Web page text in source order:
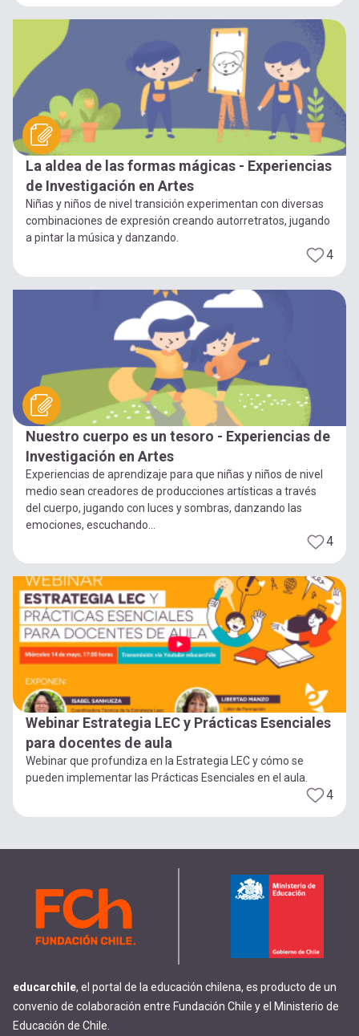
La aldea de las formas mágicas - Experiencias
de Investigación en Artes
Niñas y niños de nivel transición experimentan con diversas
combinaciones de expresión creando autorretratos, jugando
a pintar la música y danzando.
4
Nuestro cuerpo es un tesoro - Experiencias de
Investigación en Artes
Experiencias de aprendizaje para que niñas y niños de nivel
medio sean creadores de producciones artísticas a través
del cuerpo, jugando con luces y sombras, danzando las
emociones, escuchando...
4
Webinar Estrategia LEC y Prácticas Esenciales
para docentes de aula
Webinar que profundiza en la Estrategia LEC y cómo se
pueden implementar las Prácticas Esenciales en el aula.
4
educarchile, el portal de la educación chilena, es producto de un
convenio de colaboración entre Fundación Chile y el Ministerio de
Educación de Chile.